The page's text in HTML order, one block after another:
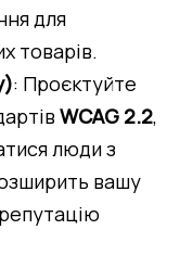
для
товарів.
: Проєктуйте
WCAG 2.2,
люди з
вашу